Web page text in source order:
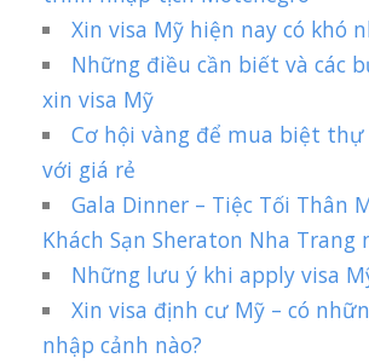
Xin visa Mỹ hiện nay có khó
Những điều cần biết và các
xin visa Mỹ
Cơ hội vàng để mua biệt thự
với giá rẻ
Gala Dinner – Tiệc Tối Thân
Khách Sạn Sheraton Nha Trang
Những lưu ý khi apply visa
Xin visa định cư Mỹ – có
nhập cảnh nào?